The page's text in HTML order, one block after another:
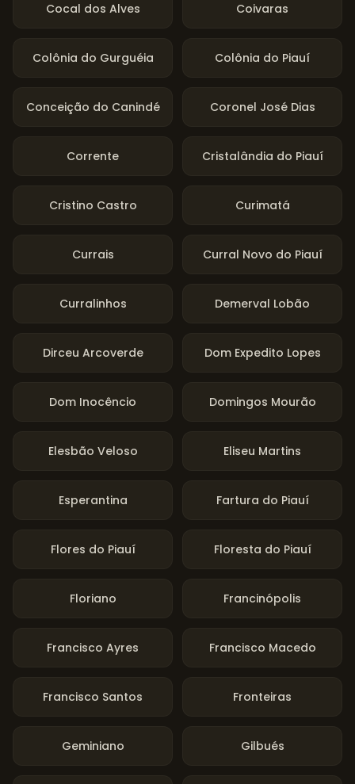
Cocal dos Alves Coivaras
Colônia do Gurguéia Colônia do Piauí
Conceição do Canindé Coronel José Dias
Corrente Cristalândia do Piauí
Cristino Castro Curimatá
Currais Curral Novo do Piauí
Curralinhos Demerval Lobão
Dirceu Arcoverde Dom Expedito Lopes
Dom Inocêncio Domingos Mourão
Elesbão Veloso Eliseu Martins
Esperantina Fartura do Piauí
Flores do Piauí Floresta do Piauí
Floriano Francinópolis
Francisco Ayres Francisco Macedo
Francisco Santos Fronteiras
Geminiano Gilbués